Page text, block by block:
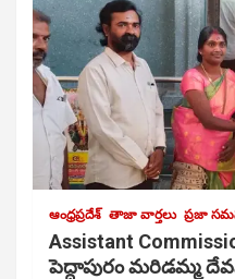
ఆంధ్రప్రదేశ్ తాజా వార్తలు ప్రజా
Assistant
పెద్దాపురం మరిడమ్మ